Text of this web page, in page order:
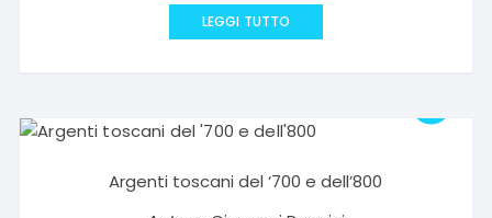
LEGGI TUTTO
Argenti toscani del ‘700 e dell’800